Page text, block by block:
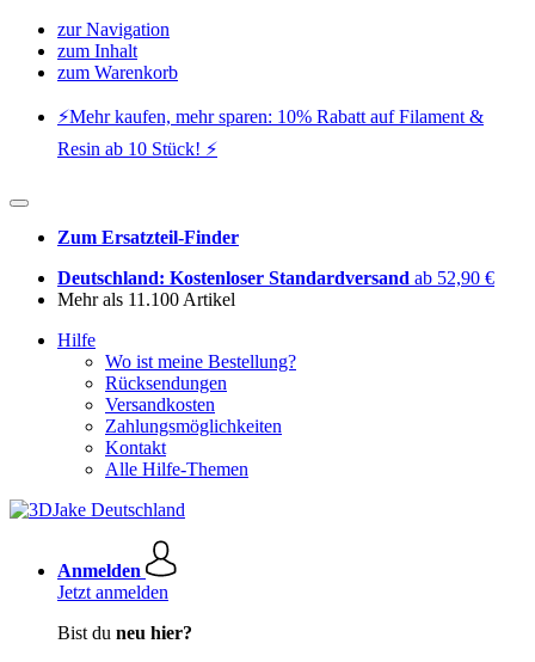
zur Navigation
zum Inhalt
zum Warenkorb
⚡️Mehr kaufen, mehr sparen: 10% Rabatt auf Filament &
Resin ab 10 Stück! ⚡️
Zum Ersatzteil-Finder
Deutschland: Kostenloser Standardversand ab 52,90 €
Mehr als 11.100 Artikel
Hilfe
Wo ist meine Bestellung?
Rücksendungen
Versandkosten
Zahlungsmöglichkeiten
Kontakt
Alle Hilfe-Themen
Anmelden
Jetzt anmelden
Bist du neu hier?